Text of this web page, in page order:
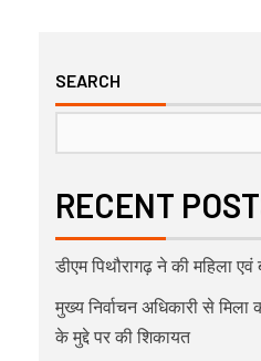
SEARCH
RECENT
डीएम पिथौरागढ़ ने की महिला एवं
मुख्य निर्वाचन अधिकारी से
के मुद्दे पर की शिकायत